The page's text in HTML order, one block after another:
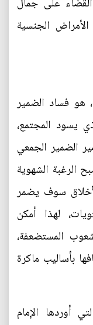
الجنسية
هو فساد الضمير
يسود المجتمع،
الضمير الجمعي
الرغبة الشهوية
سوف يضمر
لهذا أمكن
المستضعفة،
بأساليب ماكرة
أوردها الإمام